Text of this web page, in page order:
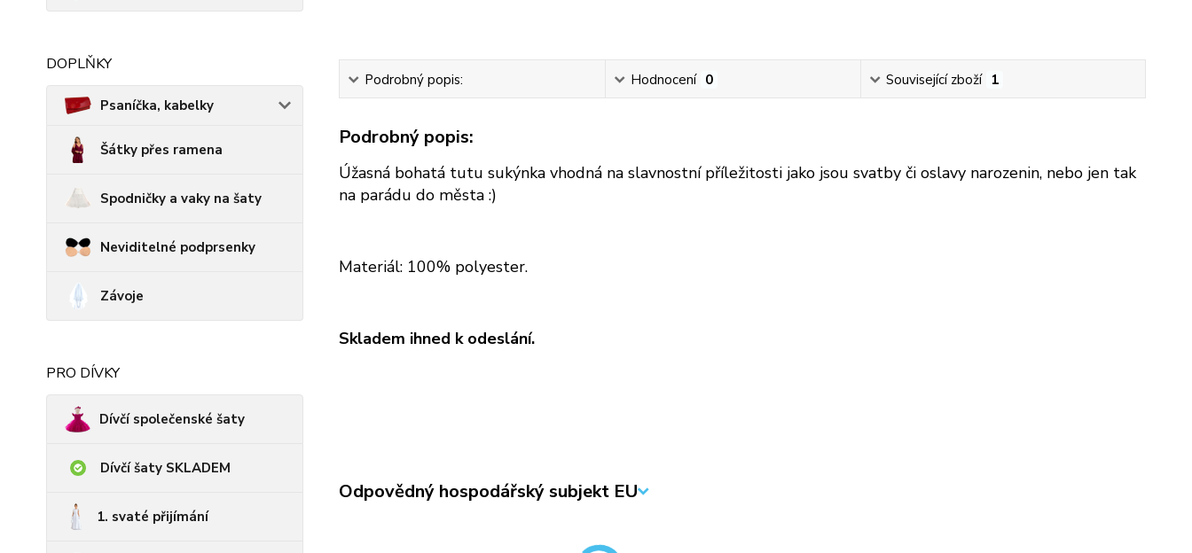
DOPLŇKY
Psaníčka, kabelky
Šátky přes ramena
Spodničky a vaky na šaty
Neviditelné podprsenky
Závoje
PRO DÍVKY
Dívčí společenské šaty
Dívčí šaty SKLADEM
1. svaté přijímání
Podrobný popis: Hodnocení 0 Související zboží 1
Podrobný popis:
Úžasná bohatá tutu sukýnka vhodná na slavnostní příležitosti jako jsou svatby či oslavy narozenin, nebo jen tak
na parádu do města :)
Materiál: 100% polyester.
Skladem ihned k odeslání.
Odpovědný hospodářský subjekt EU